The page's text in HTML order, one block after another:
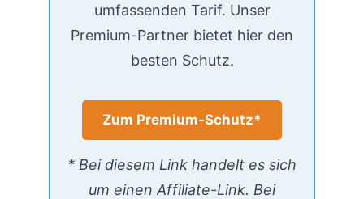
umfassenden Tarif. Unser
Premium-Partner bietet hier den
besten Schutz.
Zum Premium-Schutz*
* Bei diesem Link handelt es sich
um einen Affiliate-Link. Bei